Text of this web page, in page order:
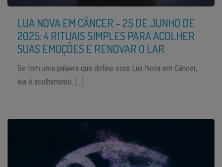
LUA NOVA EM CÂNCER – 25 DE JUNHO DE
2025: 4 RITUAIS SIMPLES PARA ACOLHER
SUAS EMOÇÕES E RENOVAR O LAR
Se tem uma palavra que define essa Lua Nova em Câncer,
ela é acolhimento. […]